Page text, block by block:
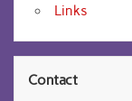
Links
Contact